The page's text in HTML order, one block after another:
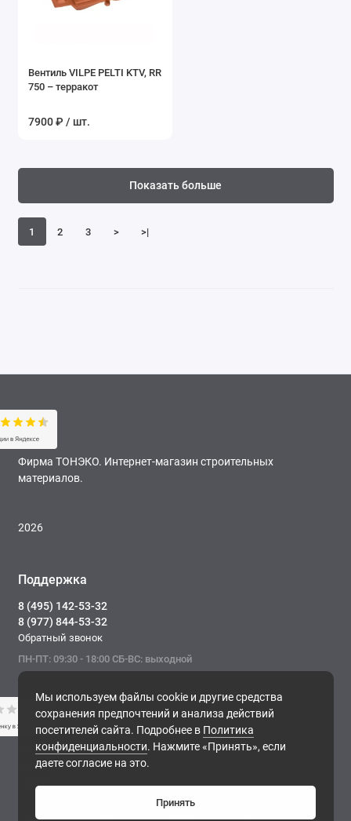
Вентиль VILPE PELTI KTV, RR
750 – терракот
7900 ₽ / шт.
1 2 3 > >|
Показать больше
Мы используем файлы cookie и другие средства
сохранения предпочтений и анализа действий
посетителей сайта. Подробнее в Политика
конфиденциальности. Нажмите «Принять», если
даете согласие на это.
Принять
Фирма ТОНЭКО. Интернет-магазин строительных
материалов.
2026
Поддержка
8 (495) 142-53-32
8 (977) 844-53-32
Обратный звонок
ПН-ПТ: 09:30 - 18:00 СБ-ВС: выходной
Фирма ТОНЭКО. Интернет-магазин строительных
материалов.